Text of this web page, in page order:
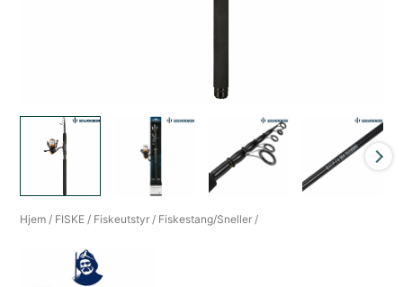
Hjem / FISKE / Fiskeutstyr / Fiskestang/Sneller /